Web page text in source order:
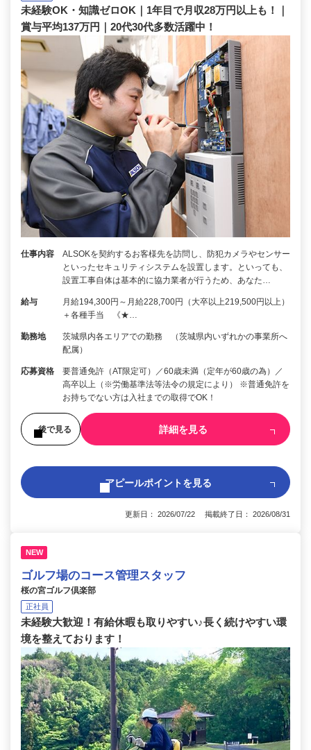
未経験OK・知識ゼロOK｜1年目で月収28万円以上も！｜
賞与平均137万円｜20代30代多数活躍中！
仕事内容
ALSOKを契約するお客様先を訪問し、防犯カメラやセンサー
といったセキュリティシステムを設置します。といっても、
設置工事自体は基本的に協力業者が行うため、あなた…
給与
月給194,300円～月給228,700円（大卒以上219,500円以上）
＋各種手当 《★…
勤務地
茨城県内各エリアでの勤務 （茨城県内いずれかの事業所へ
配属）
応募資格
要普通免許（AT限定可）／60歳未満（定年が60歳の為）／
高卒以上（※労働基準法等法令の規定により） ※普通免許を
お持ちでない方は入社までの取得でOK！
後で見る 詳細を見る
アピールポイントを見る
更新日： 2026/07/22 掲載終了日： 2026/08/31
NEW
ゴルフ場のコース管理スタッフ
桜の宮ゴルフ倶楽部
正社員
未経験大歓迎！有給休暇も取りやすい♪長く続けやすい環
境を整えております！